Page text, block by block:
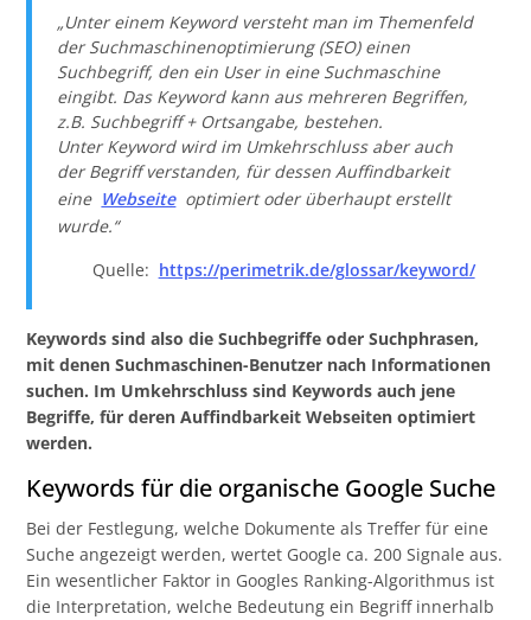
„Unter einem Keyword versteht man im Themenfeld
der Suchmaschinenoptimierung (SEO) einen
Suchbegriff, den ein User in eine Suchmaschine
eingibt. Das Keyword kann aus mehreren Begriffen,
z.B. Suchbegriff + Ortsangabe, bestehen.
Unter Keyword wird im Umkehrschluss aber auch
der Begriff verstanden, für dessen Auffindbarkeit
eine Webseite optimiert oder überhaupt erstellt
wurde.“
Quelle: https://perimetrik.de/glossar/keyword/
Keywords sind also die Suchbegriffe oder Suchphrasen,
mit denen Suchmaschinen-Benutzer nach Informationen
suchen. Im Umkehrschluss sind Keywords auch jene
Begriffe, für deren Auffindbarkeit Webseiten optimiert
werden.
Keywords für die organische Google Suche
Bei der Festlegung, welche Dokumente als Treffer für eine
Suche angezeigt werden, wertet Google ca. 200 Signale aus.
Ein wesentlicher Faktor in Googles Ranking-Algorithmus ist
die Interpretation, welche Bedeutung ein Begriff innerhalb